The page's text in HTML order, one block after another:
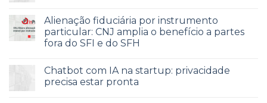
Alienação fiduciária por instrumento
particular: CNJ amplia o benefício a partes
fora do SFI e do SFH
Chatbot com IA na startup: privacidade
precisa estar pronta